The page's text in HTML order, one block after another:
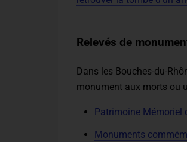
Relevés de
Dans les Bouches-du-
monument aux morts ou
Patrimoine Mémoriel
Monuments